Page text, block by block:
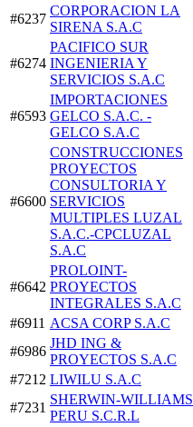
#6237
CORPORACION LA
SIRENA S.A.C
#6274
PACIFICO SUR
INGENIERIA Y
SERVICIOS S.A.C
#6593
IMPORTACIONES
GELCO S.A.C. -
GELCO S.A.C
#6600
CONSTRUCCIONES
PROYECTOS
CONSULTORIA Y
SERVICIOS
MULTIPLES LUZAL
S.A.C.-CPCLUZAL
S.A.C
#6642
PROLOINT-
PROYECTOS
INTEGRALES S.A.C
#6911 ACSA CORP S.A.C
#6986
JHD ING &
PROYECTOS S.A.C
#7212 LIWILU S.A.C
#7231
SHERWIN-WILLIAMS
PERU S.C.R.L